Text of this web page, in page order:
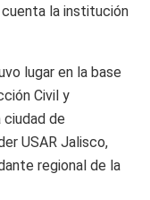
la institución
lugar en la base
Civil y
ciudad de
USAR Jalisco,
regional de la